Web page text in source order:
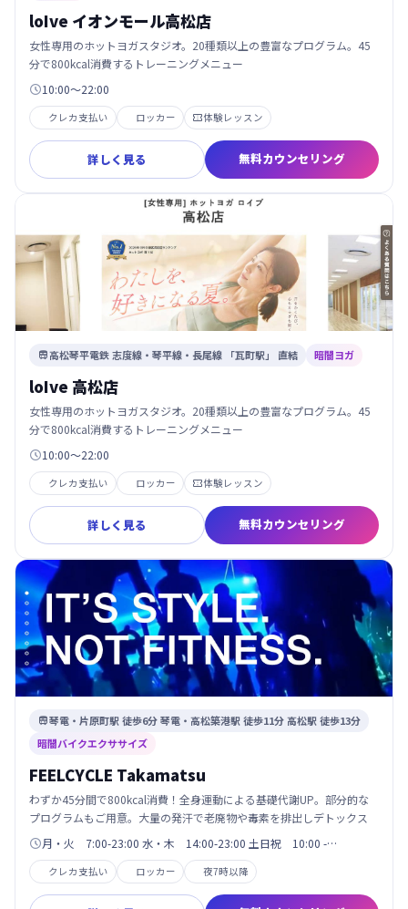
loIve イオンモール高松店
女性専用のホットヨガスタジオ。20種類以上の豊富なプログラム。45
分で800kcal消費するトレーニングメニュー
10:00～22:00
クレカ支払い ロッカー 体験レッスン
詳しく見る 無料カウンセリング
高松琴平電鉄 志度線・琴平線・長尾線 「瓦町駅」 直結 暗闇ヨガ
loIve 高松店
女性専用のホットヨガスタジオ。20種類以上の豊富なプログラム。45
分で800kcal消費するトレーニングメニュー
10:00～22:00
クレカ支払い ロッカー 体験レッスン
詳しく見る 無料カウンセリング
琴電・片原町駅 徒歩6分 琴電・高松築港駅 徒歩11分 高松駅 徒歩13分
暗闇バイクエクササイズ
FEELCYCLE Takamatsu
わずか45分間で800kcal消費！全身運動による基礎代謝UP。部分的な
プログラムもご用意。大量の発汗で老廃物や毒素を排出しデトックス
月・火 7:00-23:00 水・木 14:00-23:00 土日祝 10:00 -…
クレカ支払い ロッカー 夜7時以降